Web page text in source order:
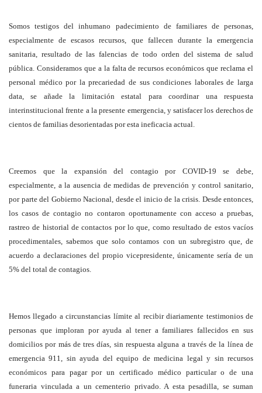
Somos testigos del inhumano padecimiento de familiares de personas,
especialmente de escasos recursos, que fallecen durante la emergencia
sanitaria, resultado de las falencias de todo orden del sistema de salud
pública. Consideramos que a la falta de recursos económicos que reclama el
personal médico por la precariedad de sus condiciones laborales de larga
data, se añade la limitación estatal para coordinar una respuesta
interinstitucional frente a la presente emergencia, y satisfacer los derechos de
cientos de familias desorientadas por esta ineficacia actual.
Creemos que la expansión del contagio por COVID-19 se debe,
especialmente, a la ausencia de medidas de prevención y control sanitario,
por parte del Gobierno Nacional, desde el inicio de la crisis. Desde entonces,
los casos de contagio no contaron oportunamente con acceso a pruebas,
rastreo de historial de contactos por lo que, como resultado de estos vacíos
procedimentales, sabemos que solo contamos con un subregistro que, de
acuerdo a declaraciones del propio vicepresidente, únicamente sería de un
5% del total de contagios.
Hemos llegado a circunstancias límite al recibir diariamente testimonios de
personas que imploran por ayuda al tener a familiares fallecidos en sus
domicilios por más de tres días, sin respuesta alguna a través de la línea de
emergencia 911, sin ayuda del equipo de medicina legal y sin recursos
económicos para pagar por un certificado médico particular o de una
funeraria vinculada a un cementerio privado. A esta pesadilla, se suman